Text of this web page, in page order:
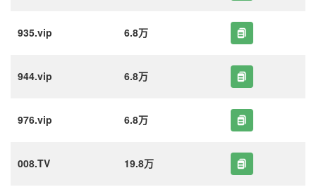
935.vip 6.8万
944.vip 6.8万
976.vip 6.8万
008.TV 19.8万